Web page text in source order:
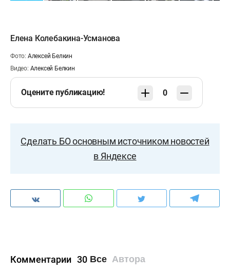
Елена Колебакина-Усманова
Фото: Алексей Белкин
Видео: Алексей Белкин
Оцените публикацию! 0
Сделать БО основным источником новостей
в Яндексе
Комментарии 30 Все Автора